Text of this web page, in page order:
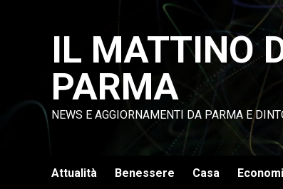
IL MATTINO
PARMA
NEWS E AGGIORNAMENTI DA PARMA E
Attualità Benessere Casa